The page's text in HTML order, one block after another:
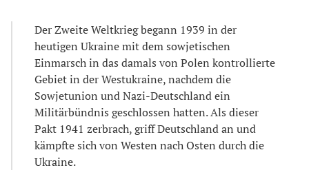
Der Zweite Weltkrieg begann 1939 in der
heutigen Ukraine mit dem sowjetischen
Einmarsch in das damals von Polen kontrollierte
Gebiet in der Westukraine, nachdem die
Sowjetunion und Nazi-Deutschland ein
Militärbündnis geschlossen hatten. Als dieser
Pakt 1941 zerbrach, griff Deutschland an und
kämpfte sich von Westen nach Osten durch die
Ukraine.